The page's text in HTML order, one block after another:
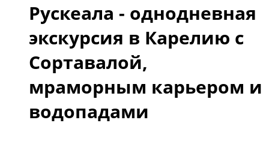
Рускеала - однодневная
экскурсия в Карелию с
Сортавалой,
мраморным карьером и
водопадами